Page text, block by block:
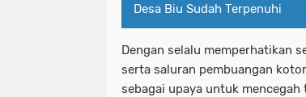
Desa Biu Sudah Terpenuhi
Dengan selalu memperhatikan
serta saluran pembuangan
sebagai upaya untuk mencegah